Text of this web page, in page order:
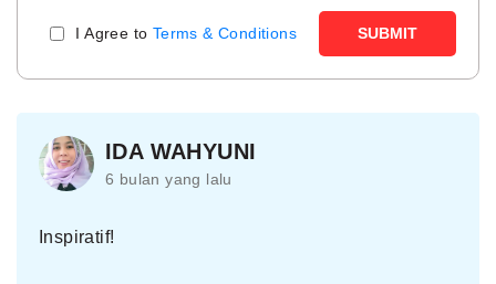
I Agree to Terms & Conditions SUBMIT
IDA WAHYUNI
6 bulan yang lalu
Inspiratif!